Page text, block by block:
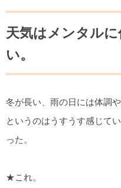
天気はメンタル
い。
冬が長い、雨の日には体調
というのはうすうす感じて
った。
★これ。